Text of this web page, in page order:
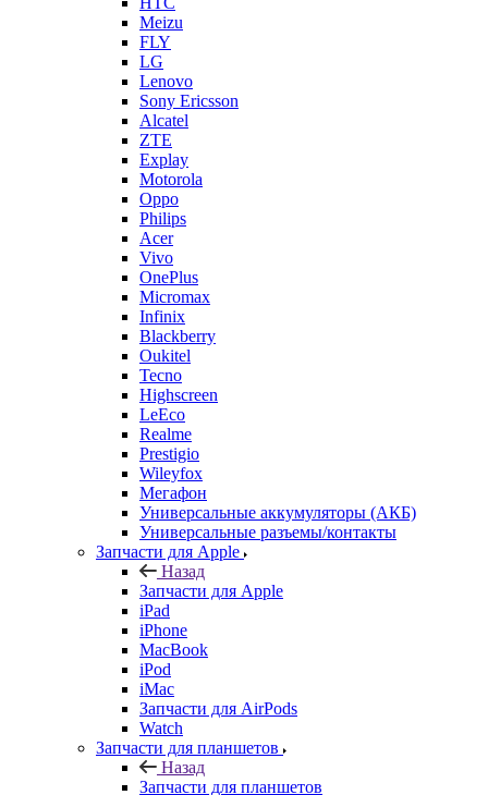
Meizu
FLY
LG
Lenovo
Sony Ericsson
Alcatel
ZTE
Explay
Motorola
Oppo
Philips
Acer
Vivo
OnePlus
Micromax
Infinix
Blackberry
Oukitel
Tecno
Highscreen
LeEco
Realme
Prestigio
Wileyfox
Мегафон
Универсальные аккумуляторы (АКБ)
Универсальные разъемы/контакты
Запчасти для Apple
Назад
Запчасти для Apple
iPad
iPhone
MacBook
iPod
iMac
Запчасти для AirPods
Watch
Запчасти для планшетов
Назад
Запчасти для планшетов